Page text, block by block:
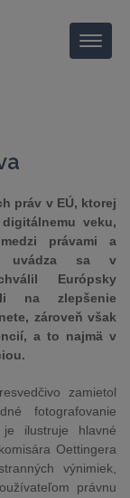
Menu
práv v EÚ, ktorej
veku,
právami a
uvádza sa v
Európsky
na zlepšenie
zároveň však
a to najmä v
zamietol
fotografovanie
je ilustruje hlavné
Oettingera
výnimiek,
právnu